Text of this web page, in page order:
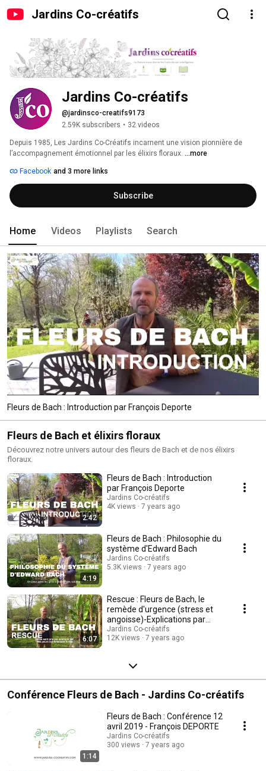
Jardins Co-créatifs
Jardins Co-créatifs
@jardinsco-creatifs9173
2.59K subscribers • 32 videos
Depuis 1985, Les Jardins Co-Créatifs incarnent une vision pionnière de
l’accompagnement émotionnel par les élixirs floraux. ...more
Facebook and 3 more links
Subscribe
Home Videos Playlists Search
Fleurs de Bach : Introduction par François Deporte
Fleurs de Bach et élixirs floraux
Découvrez notre univers autour des fleurs de Bach et de nos élixirs
floraux.
2:42
Fleurs de Bach : Introduction
par François Deporte
Jardins Co-créatifs
4K views
7 years ago
4:19
Fleurs de Bach : Philosophie du
système d'Edward Bach
Jardins Co-créatifs
5.3K views
7 years ago
6:07
Rescue : Fleurs de Bach, le
remède d'urgence (stress et
angoisse)-Explications par
François Deporte
Jardins Co-créatifs
12K views
7 years ago
Conférence Fleurs de Bach - Jardins Co-créatifs
1:14
Fleurs de Bach : Conférence 12
avril 2019 - François DEPORTE
Jardins Co-créatifs
300 views
7 years ago